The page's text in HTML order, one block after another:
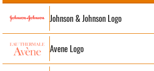
Johnson & Johnson Logo
Avene Logo